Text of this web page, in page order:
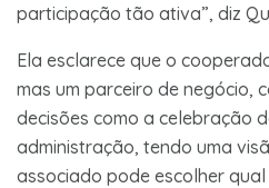
participação tão ativa”, diz
Ela esclarece que o
mas um parceiro de negócio,
decisões como a celebração
administração, tendo uma
associado pode escolher